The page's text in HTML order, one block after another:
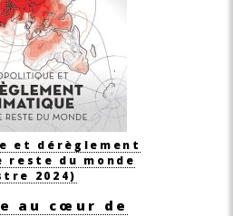
et dérèglement
reste du monde
2024)
au cœur de